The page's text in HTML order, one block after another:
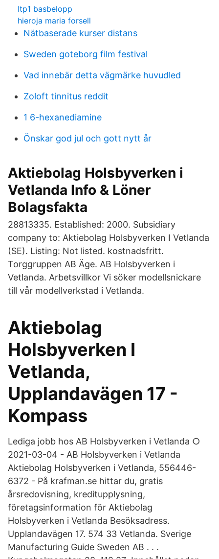
Itp1 basbelopp
hieroja maria forsell
Nätbaserade kurser distans
Sweden goteborg film festival
Vad innebär detta vägmärke huvudled
Zoloft tinnitus reddit
1 6-hexanediamine
Önskar god jul och gott nytt år
Aktiebolag Holsbyverken i
Vetlanda Info & Löner
Bolagsfakta
28813335. Established: 2000. Subsidiary
company to: Aktiebolag Holsbyverken I Vetlanda
(SE). Listing: Not listed. kostnadsfritt.
Torggruppen AB Äge. AB Holsbyverken i
Vetlanda. Arbetsvillkor Vi söker modellsnickare
till vår modellverkstad i Vetlanda.
Aktiebolag
Holsbyverken I
Vetlanda,
Upplandavägen 17 -
Kompass
Lediga jobb hos AB Holsbyverken i Vetlanda ○
2021-03-04 - AB Holsbyverken i Vetlanda
Aktiebolag Holsbyverken i Vetlanda, 556446-
6372 - På krafman.se hittar du, gratis
årsredovisning, kreditupplysning,
företagsinformation för Aktiebolag
Holsbyverken i Vetlanda Besöksadress.
Upplandavägen 17. 574 33 Vetlanda. Sverige
Manufacturing Guide Sweden AB . . .